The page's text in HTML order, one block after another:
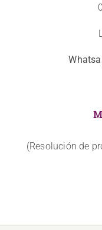
(Resolución de